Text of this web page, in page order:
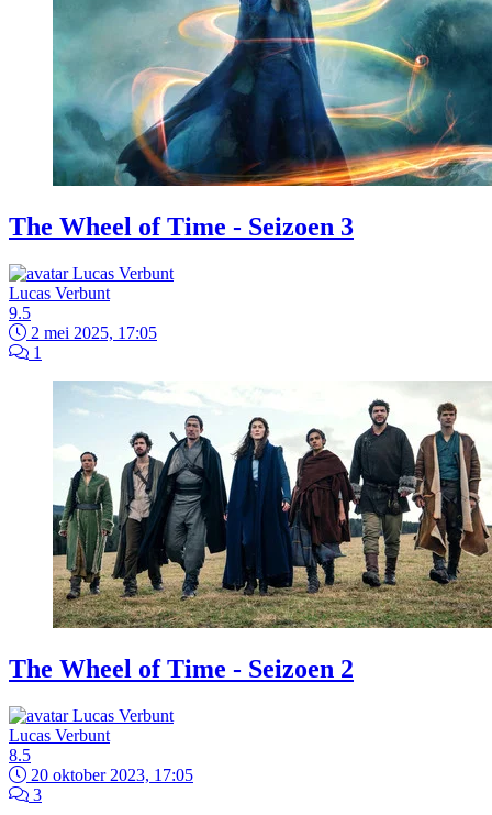
The Wheel of Time - Seizoen 3
Lucas Verbunt
9.5
2 mei 2025, 17:05
1
The Wheel of Time - Seizoen 2
Lucas Verbunt
8.5
20 oktober 2023, 17:05
3